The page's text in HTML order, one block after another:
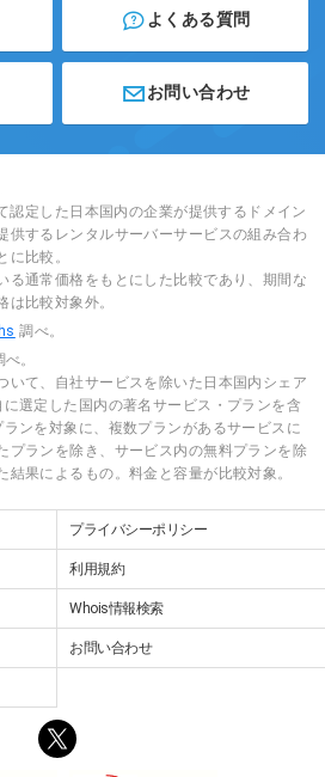
よくある質問
お問い合わせ
認定した日本国内の企業が提供するドメイン
供するレンタルサーバーサービスの組み合わ
に比較。
る通常価格をもとにした比較であり、期間な
は比較対象外。
調べ。
。
いて、自社サービスを除いた日本国内シェア
に選定した国内の著名サービス・プランを含
ンを対象に、複数プランがあるサービスに
プランを除き、サービス内の無料プランを除
結果によるもの。料金と容量が比較対象。
プライバシーポリシー
利用規約
Whois情報検索
お問い合わせ